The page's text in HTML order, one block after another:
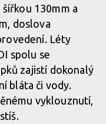
130mm a
doslova
Léty
spolu se
zajistí dokonalý
bláta či vody.
vyklouznutí,